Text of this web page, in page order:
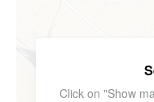
Click on "Show